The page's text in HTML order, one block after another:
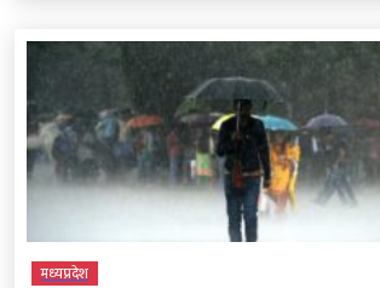
मध्‍यप्रदेश